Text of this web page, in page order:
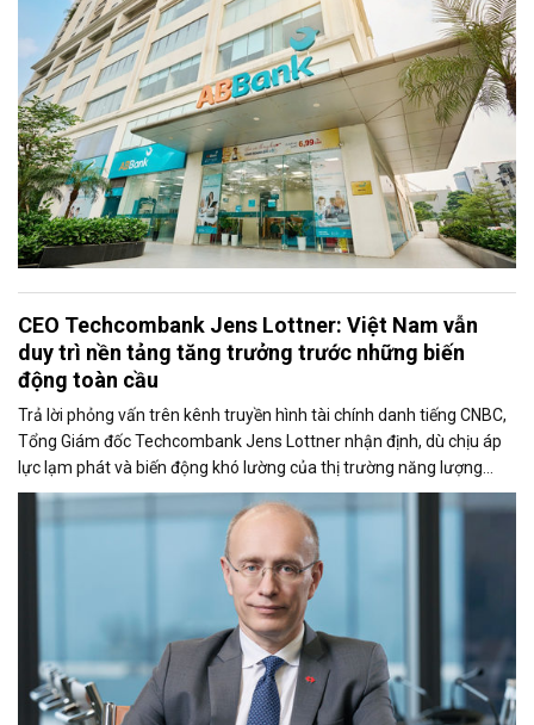
CEO Techcombank Jens Lottner: Việt Nam vẫn
duy trì nền tảng tăng trưởng trước những biến
động toàn cầu
Trả lời phỏng vấn trên kênh truyền hình tài chính danh tiếng CNBC,
Tổng Giám đốc Techcombank Jens Lottner nhận định, dù chịu áp
lực lạm phát và biến động khó lường của thị trường năng lượng
toàn cầu, kinh tế Việt Nam vẫn giữ vững đà tăng trưởng. Lãnh đạo
Techcombank nhấn mạnh, các đầu tàu kinh tế và khối doanh
nghiệp lớn tại Việt Nam hiện chưa ghi nhận ảnh hưởng rõ rệt, đồng
thời vẫn kiên định với các kế hoạch đầu tư dài hạn.